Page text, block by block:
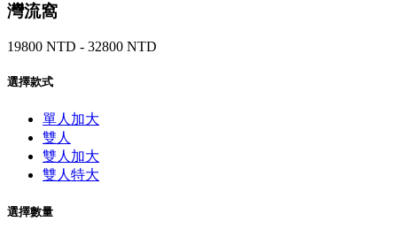
灣流窩
19800 NTD - 32800 NTD
選擇款式
單人加大
雙人
雙人加大
雙人特大
選擇數量